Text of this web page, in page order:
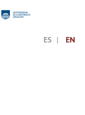
ES EN